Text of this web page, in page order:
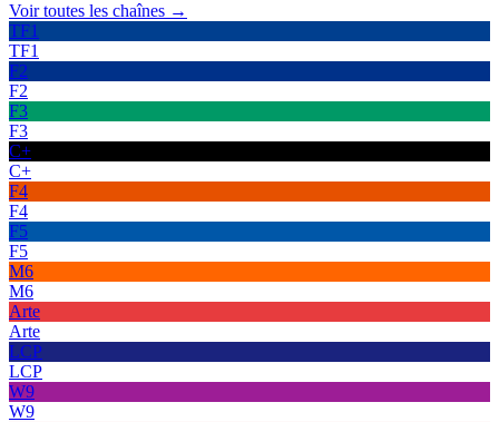
Voir toutes les chaînes →
TF1
TF1
F2
F2
F3
F3
C+
C+
F4
F4
F5
F5
M6
M6
Arte
Arte
LCP
LCP
W9
W9